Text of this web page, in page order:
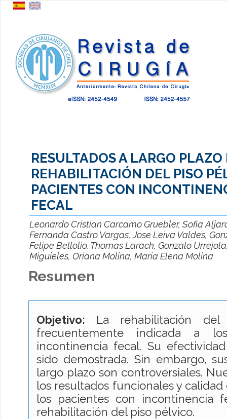
RESULTADOS A LARGO PLAZO
REHABILITACIÓN DEL PISO
PACIENTES CON
FECAL
Leonardo Cristian Carcamo Gruebler, Sofia
Fernanda Castro Vargas, Jose Leiva Valdes,
Felipe Bellolio, Thomas Larach, Gonzalo
Miguieles, Oriana Molina, Maria Elena Molina
Resumen
Objetivo: La rehabilitación
frecuentemente indicada a
incontinencia fecal. Su
sido demostrada. Sin embargo,
largo plazo son controversiales.
los resultados funcionales y
los pacientes con incontinencia
rehabilitación del piso pélvico.